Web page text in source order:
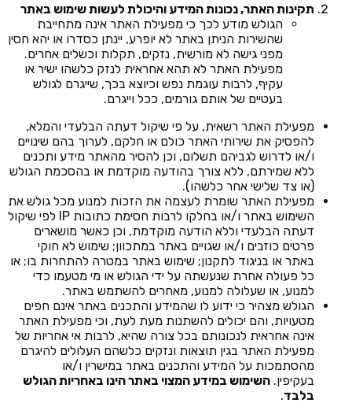
תקינות האתר, נכונות המידע והיכולת לעשות שימוש באתר
הגולש מודע לכך כי מפעילת האתר אינה מתחייבת
שהשירות הניתן באתר לא יופרע, יינתן כסדרו או יהא חסין
מפני גישה לא מורשית, נזקים, תקלות וכשלים אחרים.
מפעילת האתר לא תהא אחראית לנזק כלשהו ישיר או
עקיף, לרבות עוגמת נפש וכיוצא בכך, שייגרם לגולש
בעטיים של אותם גורמים, ככל וייגרם.
מפעילת האתר רשאית, על פי שיקול דעתה הבלעדי והמלא,
להפסיק את שירותי האתר כולם או חלקם, לערוך בהם שינויים
ו/או לדרוש לגביהם תשלום, וכן להסיר מהאתר מידע ותכנים
ללא שמירתם, ללא צורך בהודעה מוקדמת או בהסכמת הגולש
(או צד שלישי אחר כלשהו).
מפעילת האתר שומרת לעצמה את הזכות למנוע מכל גולש את
השימוש באתר ו/או בחלקו לרבות חסימת כתובות IP לפי שיקול
דעתה הבלעדי וללא הודעה מוקדמת, וכן כאשר מושארים
פרטים כוזבים ו/או שגויים באתר במתכוון; שימוש לא חוקי
באתר או בניגוד לתקנון; שימוש באתר במטרה להתחרות בו; או
כל פעולה אחרת שנעשתה על ידי הגולש או מי מטעמו כדי
למנוע, או שעלולה למנוע, מאחרים להשתמש באתר.
הגולש מצהיר כי ידוע לו שהמידע והתכנים באתר אינם חפים
מטעויות, והם יכולים להשתנות מעת לעת, וכי מפעילת האתר
אינה אחראית לנכונותם בכל צורה שהיא, לרבות אי אחריות של
מפעילת האתר בגין תוצאות ונזקים כלשהם העלולים להיגרם
מהסתמכות על המידע והתכנים באתר במישרין ו/או
בעקיפין. השימוש במידע המצוי באתר הינו באחריות הגולש
בלבד.